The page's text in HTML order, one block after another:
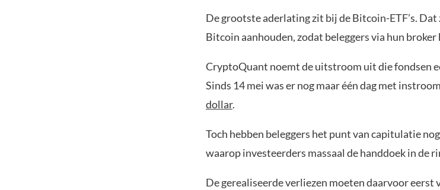
De grootste aderlating zit bij de Bitcoin-ETF’s.
Bitcoin aanhouden, zodat beleggers via hun
CryptoQuant noemt de uitstroom uit die fondsen
Sinds 14 mei was er nog maar één dag met
dollar.
Toch hebben beleggers het punt van capitulatie
waarop investeerders massaal de handdoek in de
De gerealiseerde verliezen moeten daarvoor eerst